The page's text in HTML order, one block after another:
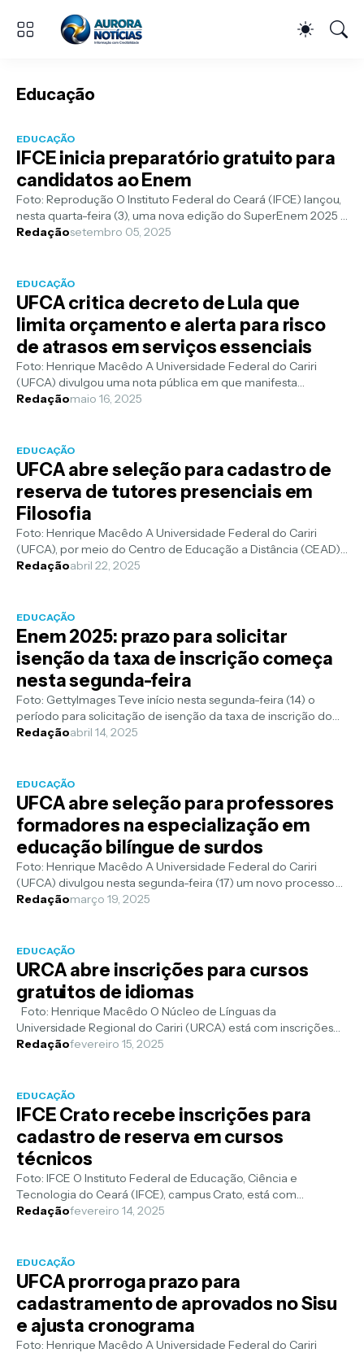
Educação
EDUCAÇÃO
IFCE inicia preparatório gratuito para
candidatos ao Enem
Foto: Reprodução O Instituto Federal do Ceará (IFCE) lançou,
nesta quarta-feira (3), uma nova edição do SuperEnem 2025 ,
curso preparatório...
Redaçãosetembro 05, 2025
EDUCAÇÃO
UFCA critica decreto de Lula que
limita orçamento e alerta para risco
de atrasos em serviços essenciais
Foto: Henrique Macêdo A Universidade Federal do Cariri
(UFCA) divulgou uma nota pública em que manifesta
preocupação com os impactos do de...
Redaçãomaio 16, 2025
EDUCAÇÃO
UFCA abre seleção para cadastro de
reserva de tutores presenciais em
Filosofia
Foto: Henrique Macêdo A Universidade Federal do Cariri
(UFCA), por meio do Centro de Educação a Distância (CEAD),
publicou o Edital nº 17/...
Redaçãoabril 22, 2025
EDUCAÇÃO
Enem 2025: prazo para solicitar
isenção da taxa de inscrição começa
nesta segunda-feira
Foto: GettyImages Teve início nesta segunda-feira (14) o
período para solicitação de isenção da taxa de inscrição do
Exame Nacional do Ens...
Redaçãoabril 14, 2025
EDUCAÇÃO
UFCA abre seleção para professores
formadores na especialização em
educação bilíngue de surdos
Foto: Henrique Macêdo A Universidade Federal do Cariri
(UFCA) divulgou nesta segunda-feira (17) um novo processo
seletivo para composição ...
Redaçãomarço 19, 2025
EDUCAÇÃO
URCA abre inscrições para cursos
gratuitos de idiomas
Foto: Henrique Macêdo O Núcleo de Línguas da
Universidade Regional do Cariri (URCA) está com inscrições
abertas até o dia 27 de fevereiro ...
Redaçãofevereiro 15, 2025
EDUCAÇÃO
IFCE Crato recebe inscrições para
cadastro de reserva em cursos
técnicos
Foto: IFCE O Instituto Federal de Educação, Ciência e
Tecnologia do Ceará (IFCE), campus Crato, está com
inscrições abertas até 17 de feve...
Redaçãofevereiro 14, 2025
EDUCAÇÃO
UFCA prorroga prazo para
cadastramento de aprovados no Sisu
e ajusta cronograma
Foto: Henrique Macêdo A Universidade Federal do Cariri